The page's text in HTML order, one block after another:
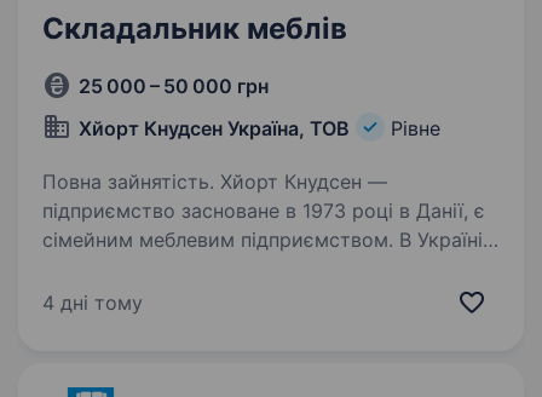
Складальник меблів
25 000 – 50 000 грн
Хйорт Кнудсен Україна, ТОВ
Рівне
Повна зайнятість. Хйорт Кнудсен —
підприємство засноване в 1973 році в Данії, є
сімейним меблевим підприємством. В Україні
м.Львів, м.Броди, м.Великі Мости, м.Почаїв,
4 дні тому